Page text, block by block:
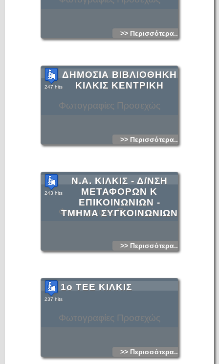
>> Περισσότερα...
Φωτογραφίες Προσεχώς
ΔΗΜΟΣΙΑ ΒΙΒΛΙΟΘΗΚΗ
ΚΙΛΚΙΣ ΚΕΝΤΡΙΚΗ
247 hits
>> Περισσότερα...
Φωτογραφίες Προσεχώς
Ν.Α. ΚΙΛΚΙΣ - Δ/ΝΣΗ
ΜΕΤΑΦΟΡΩΝ Κ
ΕΠΙΚΟΙΝΩΝΙΩΝ -
TMHMA ΣΥΓΚΟΙΝΩΝΙΩΝ
243 hits
>> Περισσότερα...
Φωτογραφίες Προσεχώς
1ο ΤΕΕ ΚΙΛΚΙΣ
237 hits
>> Περισσότερα...